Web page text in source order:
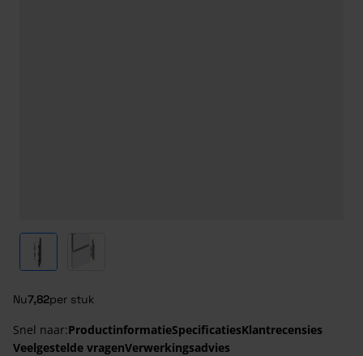
View larger imageView larger image
Nu7,82per stuk
Snel naar:ProductinformatieSpecificatiesKlantrecensies
Veelgestelde vragenVerwerkingsadvies